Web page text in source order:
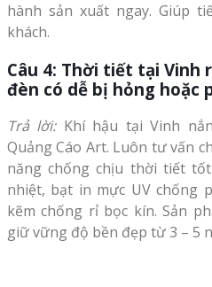
hành sản xuất ngay. Giúp
khách.
Câu 4: Thời tiết tại Vinh
đèn có dễ bị hỏng hoặc
Trả lời:Khí hậu tại Vinh
Quảng Cáo Art. Luôn tư vấn
năng chống chịu thời tiết
nhiệt, bạt in mực UV chống
kẽm chống rỉ bọc kín. Sản
giữ vững độ bền đẹp từ 3 – 5